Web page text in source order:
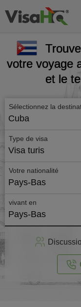
votre voyage
et le
Sélectionnez la
Cuba
Type de visa
Visa turis
Votre nationalité
Pays-Bas
vivant en
Pays-Bas
ligne